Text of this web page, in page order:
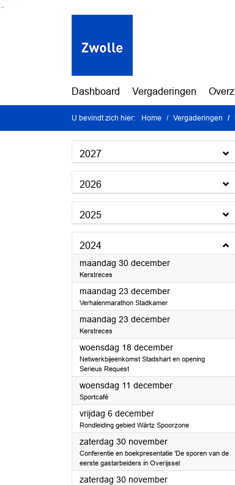
Ga naar de inhoud van deze pagina
Ga naar het zoeken
Ga naar het menu
Dashboard Vergaderingen
U bevindt zich hier: Home Vergaderingen
2027
2026
2025
2024
maandag 30 december2024
Kerstreces
maandag 23 december2024
Verhalenmarathon Stadkamer
maandag 23 december2024
Kerstreces
woensdag 18 december2024
Netwerkbijeenkomst Stadshart en opening
Serieus Request
woensdag 11 december2024
Sportcafé
vrijdag 6 december2024
Rondleiding gebied Wärtz Spoorzone
zaterdag 30 november2024
Conferentie en boekpresentatie 'De sporen van de
eerste gastarbeiders in Overijssel
zaterdag 30 november2024